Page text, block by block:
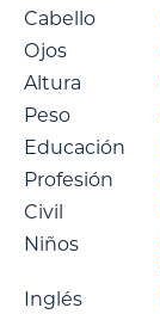
Cabello
Ojos
Altura
Peso
Educación
Profesión
Civil
Niños
Inglés